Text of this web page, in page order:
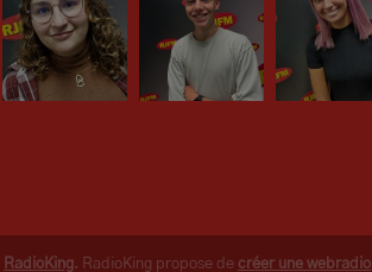
RadioKing. RadioKing propose de créer une webradio